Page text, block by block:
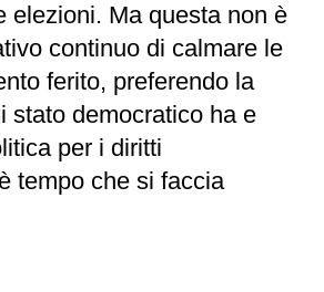
elezioni. Ma questa non è
continuo di calmare le
ferito, preferendo la
stato democratico ha e
per i diritti
tempo che si faccia